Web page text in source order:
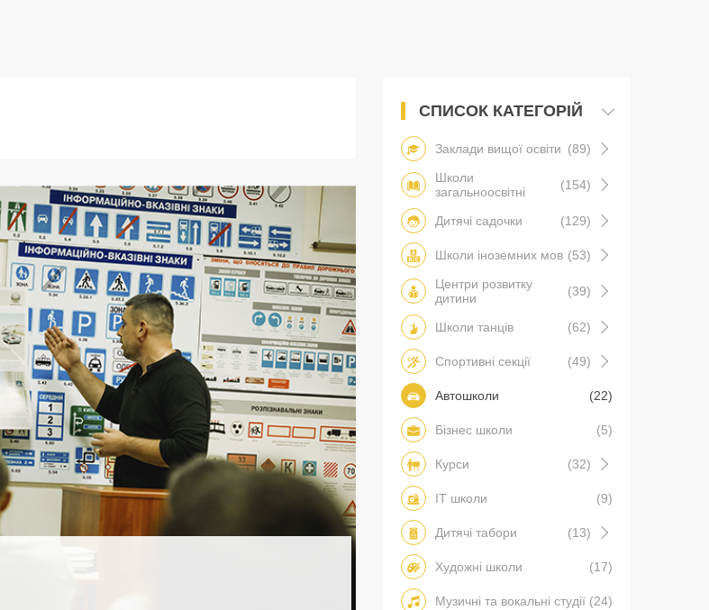
СПИСОК КАТЕГОРІЙ
Заклади вищої освіти (89)
Школи
загальноосвітні
(154)
Дитячі садочки (129)
Школи іноземних мов (53)
Центри розвитку
дитини
(39)
Школи танців (62)
Спортивні секції (49)
Автошколи (22)
Бізнес школи (5)
Курси (32)
IT школи (9)
Дитячі табори (13)
Художні школи (17)
Музичні та вокальні студії (24)